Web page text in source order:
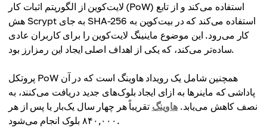
لایت‌کوین از الگوریتم اثبات کار (PoW) استفاده می‌کند و از تابع
هش Scrypt به جای SHA-256 استفاده می‌کند که در بیت‌کوین به
کار می‌رود. این موضوع ماینینگ لایت‌کوین را برای کاربران عادی
ساده‌تر می‌کند، که یکی از اهداف اصلی ایجاد این رمزارز بود.
پروتکل PoW همچنین شامل یک رویداد هاوینگ است که در آن
پاداشی که ماینرها به ازای ایجاد بلوک‌های جدید دریافت می‌کنند، به
نصف کاهش می‌یابد.هاوینگ تقریباً هر چهار سال یک‌بار یا پس از هر
۸۴۰,۰۰۰ بلوک انجام می‌شود.